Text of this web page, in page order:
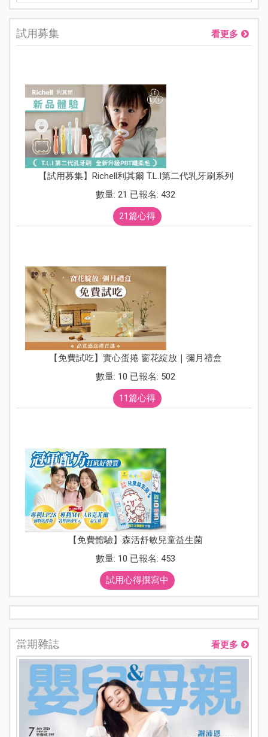
試用募集 看更多
【試用募集】Richell利其爾 T.L.I第二代乳牙刷系列
數量: 21 已報名: 432
21篇心得
【免費試吃】實心蛋捲 窗花綻放｜彌月禮盒
數量: 10 已報名: 502
11篇心得
【免費體驗】森活舒敏兒童益生菌
數量: 10 已報名: 453
試用心得撰寫中
當期雜誌 看更多